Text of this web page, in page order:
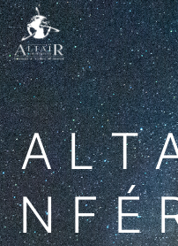
A L T
N F É